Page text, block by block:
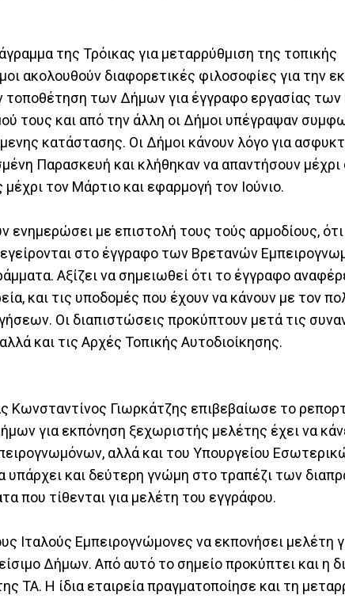
της Τρόικας για μεταρρύθμιση της τοπικής
ακολουθούν διαφορετικές φιλοσοφίες για την
τοποθέτηση των Δήμων για έγγραφο εργασίας
τους και από την άλλη οι Δήμοι υπέγραψαν
κατάστασης. Οι Δήμοι κάνουν λόγο για
Παρασκευή και κλήθηκαν να απαντήσουν μέχρι
τον Μάρτιο και εφαρμογή τον Ιούνιο.
με επιστολή τους τούς αρμοδίους,
στο έγγραφο των Βρετανών
Αξίζει να σημειωθεί ότι το έγγραφο
και τις υποδομές που έχουν να κάνουν με τον
Οι διαπιστώσεις προκύπτουν μετά τις
και τις Αρχές Τοπικής Αυτοδιοίκησης.
Γιωρκάτζης επιβεβαίωσε το
για εκπόνηση ξεχωριστής μελέτης έχει να
αλλά και του Υπουργείου
υπάρχει και δεύτερη γνώμη στο τραπέζι των
που τίθενται για μελέτη του εγγράφου.
Ιταλούς Εμπειρογνώμονες να εκπονήσει μελέτη
Δήμων. Από αυτό το σημείο προκύπτει και η
Η ίδια εταιρεία πραγματοποίησε και τη